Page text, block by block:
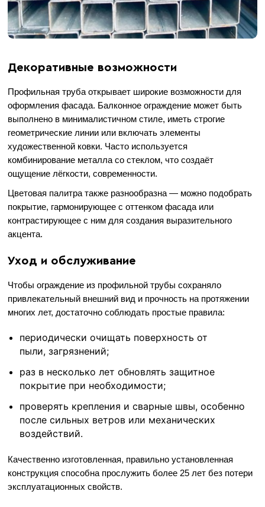
Декоративные возможности
Профильная труба открывает широкие возможности для
оформления фасада. Балконное ограждение может быть
выполнено в минималистичном стиле, иметь строгие
геометрические линии или включать элементы
художественной ковки. Часто используется
комбинирование металла со стеклом, что создаёт
ощущение лёгкости, современности.
Цветовая палитра также разнообразна — можно подобрать
покрытие, гармонирующее с оттенком фасада или
контрастирующее с ним для создания выразительного
акцента.
Уход и обслуживание
Чтобы ограждение из профильной трубы сохраняло
привлекательный внешний вид и прочность на протяжении
многих лет, достаточно соблюдать простые правила:
периодически очищать поверхность от
пыли, загрязнений;
раз в несколько лет обновлять защитное
покрытие при необходимости;
проверять крепления и сварные швы, особенно
после сильных ветров или механических
воздействий.
Качественно изготовленная, правильно установленная
конструкция способна прослужить более 25 лет без потери
эксплуатационных свойств.